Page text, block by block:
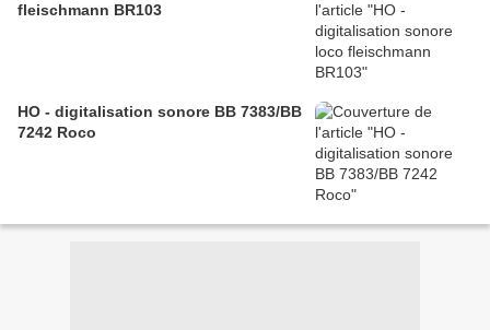
fleischmann BR103
HO - digitalisation sonore BB 7383/BB
7242 Roco